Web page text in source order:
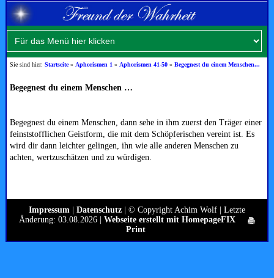
Sie sind hier:Startseite» Aphorismen 1 » Aphorismen 41-50 »Begegnest du einem Menschen...
Begegnest du einem Menschen …
Begegnest du einem Menschen, dann sehe in ihm zuerst den Träger einer
feinststofflichen Geistform, die mit dem Schöpferischen vereint ist. Es
wird dir dann leichter gelingen, ihn wie alle anderen Menschen zu
achten, wertzuschätzen und zu würdigen.
Impressum Datenschutz | © Copyright Achim Wolf | Letzte
Änderung: 03.08.2026 | Webseite erstellt mit HomepageFIX
Print